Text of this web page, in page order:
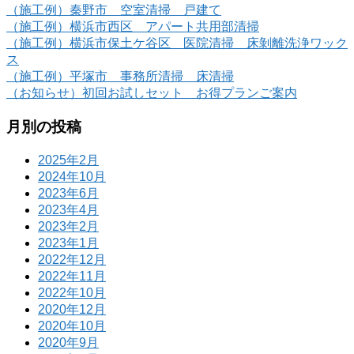
（施工例）秦野市 空室清掃 戸建て
（施工例）横浜市西区 アパート共用部清掃
（施工例）横浜市保土ケ谷区 医院清掃 床剝離洗浄ワック
ス
（施工例）平塚市 事務所清掃 床清掃
（お知らせ）初回お試しセット お得プランご案内
月別の投稿
2025年2月
2024年10月
2023年6月
2023年4月
2023年2月
2023年1月
2022年12月
2022年11月
2022年10月
2020年12月
2020年10月
2020年9月